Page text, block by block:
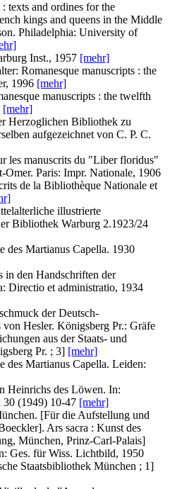
texts and ordines for the
kings and queens in the Middle
. Philadelphia: University of
Inst., 1957 [mehr]
: Romanesque manuscripts : the
1996 [mehr]
manuscripts : the twelfth
[mehr]
Herzoglichen Bibliothek zu
aufgezeichnet von C. P. C.
les manuscrits du "Liber floridus"
Omer. Paris: Impr. Nationale, 1906
de la Bibliothèque Nationale et
illustrierte
Bibliothek Warburg 2.1923/24
des Martianus Capella. 1930
in den Handschriften der
Directio et administratio, 1934
der Deutsch-
Hesler. Königsberg Pr.: Gräfe
aus der Staats- und
Pr. ; 3] [mehr]
des Martianus Capella. Leiden:
Heinrichs des Löwen. In:
30 (1949) 10-47 [mehr]
[Für die Aufstellung und
. Ars sacra : Kunst des
München, Prinz-Carl-Palais]
Ges. für Wiss. Lichtbild, 1950
Staatsbibliothek München ; 1]